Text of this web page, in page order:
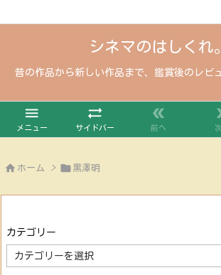
シネマのはしくれ。
昔の作品から新しい作品まで、鑑賞後のレビ

メニュー

サイドバー

前へ
 ホーム >  黒澤明
カテゴリー
テ
ゴ